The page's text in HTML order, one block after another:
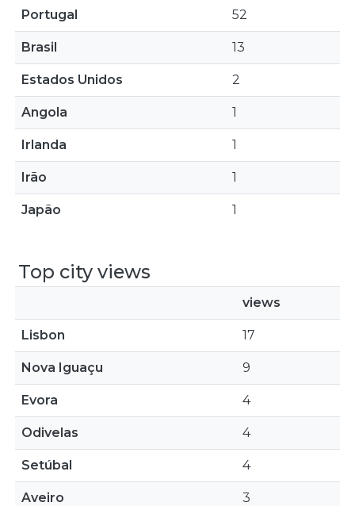
Portugal 52
Brasil 13
Estados Unidos 2
Angola 1
Irlanda 1
Irão 1
Japão 1
Top city views
views
Lisbon 17
Nova Iguaçu 9
Evora 4
Odivelas 4
Setúbal 4
Aveiro 3